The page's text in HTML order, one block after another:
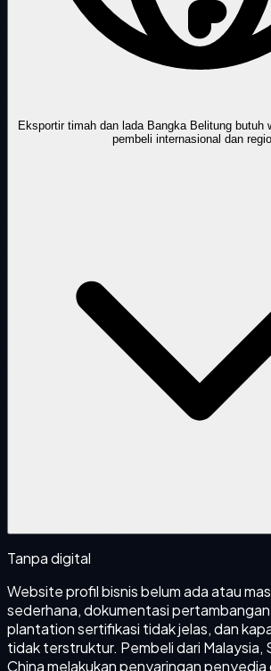
Eksportir timah dan lada Bangka Belitung butuh
pembeli internasional dan
Tanpa digital
Website profil bisnis belum ada atau
sederhana, dokumentasi pertambangan
plantation sertifikasi tidak jelas, dan
tidak terstruktur. Pembeli dari Malaysia,
China melakukan penyaringan penyedia